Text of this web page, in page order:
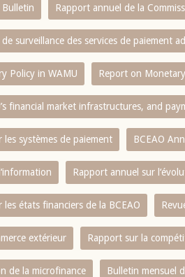
Bulletin Rapport annuel de la
surveillance des services de paiement
Policy in WAMU Report on
financial market infrastructures, and
systèmes de paiement BCEAO
Rapport annuel sur
les états financiers de la BCEAO
extérieur Rapport sur la
de la microfinance Bulletin mensuel